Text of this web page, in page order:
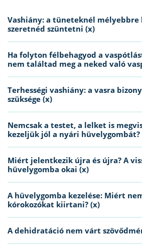
Vashiány: a tüneteknél mélyebbre
szeretnéd szüntetni (x)
Ha folyton félbehagyod a
nem találtad meg a neked való
Terhességi vashiány: a vasra
szüksége (x)
Nemcsak a testet, a lelket is
kezeljük jól a nyári hüvelygombát?
Miért jelentkezik újra és újra? A
hüvelygomba okai (x)
A hüvelygomba kezelése: Miért
kórokozókat kiirtani? (x)
A dehidratáció nem várt